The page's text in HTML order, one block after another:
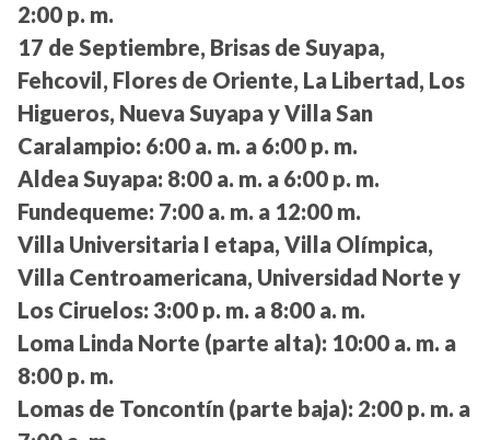
2:00 p. m.
17 de Septiembre, Brisas de Suyapa,
Fehcovil, Flores de Oriente, La Libertad, Los
Higueros, Nueva Suyapa y Villa San
Caralampio: 6:00 a. m. a 6:00 p. m.
Aldea Suyapa: 8:00 a. m. a 6:00 p. m.
Fundequeme: 7:00 a. m. a 12:00 m.
Villa Universitaria I etapa, Villa Olímpica,
Villa Centroamericana, Universidad Norte y
Los Ciruelos: 3:00 p. m. a 8:00 a. m.
Loma Linda Norte (parte alta): 10:00 a. m. a
8:00 p. m.
Lomas de Toncontín (parte baja): 2:00 p. m. a